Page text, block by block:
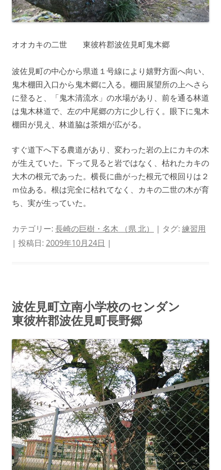
オオカキの二世 東彼杵郡波佐見町鬼木郷
波佐見町の中心から県道１号線により嬉野方面へ向い、
鬼木棚田入口から鬼木郷に入る。棚田展望所の上へさら
に登ると、「鬼木清流水」の水場があり、前を通る林道
は鬼木林道で、左の中尾郷の方に少し行く。眼下に鬼木
棚田が見え、林道脇は茶畑が広がる。
すぐ道下へ下る農道があり、変わった岩の上にカキの木
が生えていた。下って見ると岩ではなく、枯れたカキの
大木の根元であった。横長に曲がった根元で根回りは２
ｍ位ある。根は完全に枯れてなく、カキの二世の木が育
ち、実が生っていた。
カテゴリー: 長崎の巨樹・名木 （県 北） | タグ: 練習用
| 投稿日: 2009年10月24日 |
波佐見町立南小学校のセンダン
東彼杵郡波佐見町長野郷